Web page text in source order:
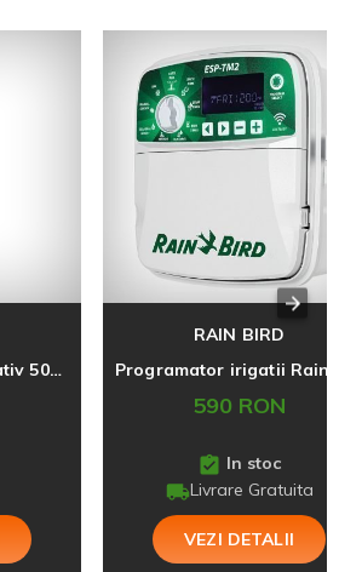
Aspersor pop up rotativ 5004, raza 7,6m-15,2m
RAIN BIRD
590 RON
In stoc
Livrare Gratuita
VEZI DETALII